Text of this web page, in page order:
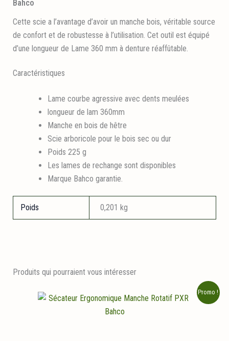
Bahco
Cette scie a l’avantage d’avoir un manche bois, véritable source
de confort et de robustesse à l’utilisation. Cet outil est équipé
d’une longueur de Lame 360 mm à denture réaffûtable.
Caractéristiques
Lame courbe agressive avec dents meulées
longueur de lam 360mm
Manche en bois de hêtre
Scie arboricole pour le bois sec ou dur
Poids 225 g
Les lames de rechange sont disponibles
Marque Bahco garantie.
Poids 0,201 kg
Produits qui pourraient vous intéresser
Promo !